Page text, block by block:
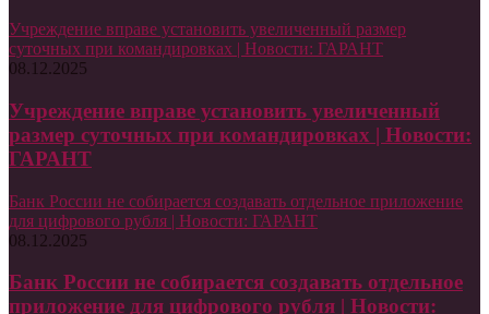
Учреждение вправе установить увеличенный размер
суточных при командировках | Новости: ГАРАНТ
08.12.2025
Учреждение вправе установить увеличенный
размер суточных при командировках | Новости:
ГАРАНТ
Банк России не собирается создавать отдельное приложение
для цифрового рубля | Новости: ГАРАНТ
08.12.2025
Банк России не собирается создавать отдельное
приложение для цифрового рубля | Новости: